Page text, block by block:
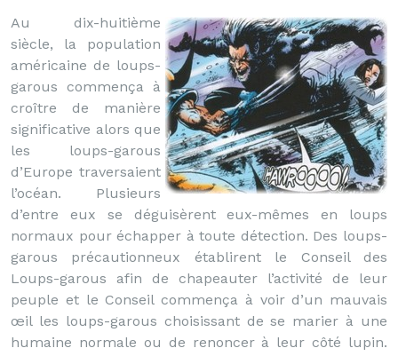
Au dix-huitième
siècle, la population
américaine de loups-
garous commença à
croître de manière
significative alors que
les loups-garous
d’Europe traversaient
l’océan. Plusieurs
d’entre eux se déguisèrent eux-mêmes en loups
normaux pour échapper à toute détection. Des loups-
garous précautionneux établirent le Conseil des
Loups-garous afin de chapeauter l’activité de leur
peuple et le Conseil commença à voir d’un mauvais
œil les loups-garous choisissant de se marier à une
humaine normale ou de renoncer à leur côté lupin.